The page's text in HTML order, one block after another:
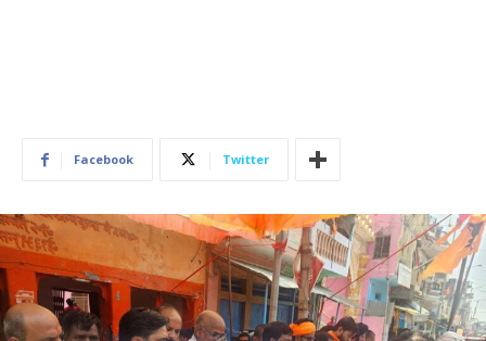
Facebook Twitter